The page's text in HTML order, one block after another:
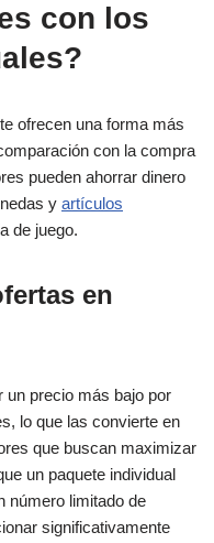
con los
ofrecen una forma más
con la compra
pueden ahorrar dinero
y artículos
de juego.
en
un precio más bajo por
lo que las convierte en
que buscan maximizar
un paquete individual
número limitado de
significativamente